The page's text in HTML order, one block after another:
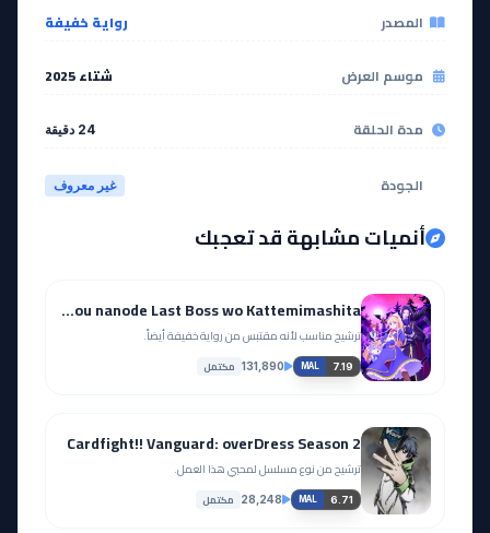
مشاهدة
EP
مشاهدة مشاهدة
مشاهدة مشاهدة
المصدر رواية خفيفة
موسم العرض شتاء 2025
مدة الحلقة 24 دقيقة
الجودة غير معروف
أنميات مشابهة قد تعجبك
Akuyaku Reijou nanode Last Boss wo Kattemimashita
ترشيح مناسب لأنه مقتبس من رواية خفيفة أيضاً.
MAL 7.19
131,890 مكتمل
Cardfight!! Vanguard: overDress Season 2
ترشيح من نوع مسلسل لمحبي هذا العمل.
MAL 6.71
28,248 مكتمل